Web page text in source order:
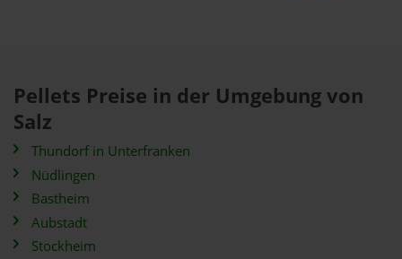
Pellets Preise in der Umgebung von
Salz
Thundorf in Unterfranken
Nüdlingen
Bastheim
Aubstadt
Stockheim